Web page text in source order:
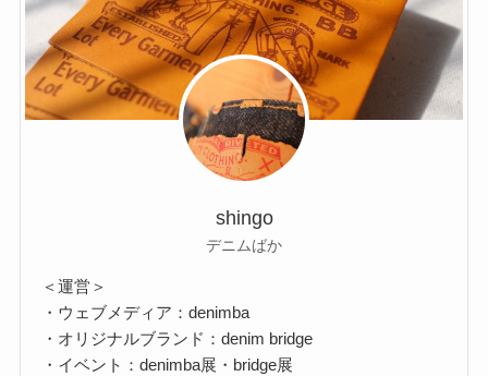
shingo
デニムばか
＜運営＞
・ウェブメディア：denimba
・オリジナルブランド：denim bridge
・イベント：denimba展・bridge展